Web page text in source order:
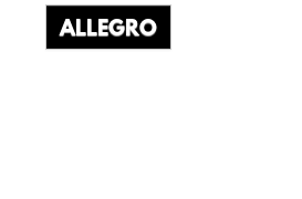
ALLEGRO